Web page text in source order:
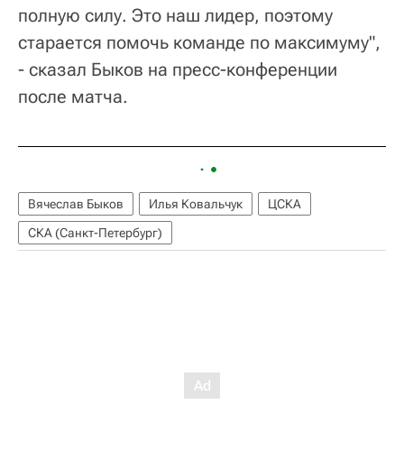
полную силу. Это наш лидер, поэтому
старается помочь команде по максимуму",
- сказал Быков на пресс-конференции
после матча.
Вячеслав Быков Илья Ковальчук
ЦСКА
СКА (Санкт-Петербург)